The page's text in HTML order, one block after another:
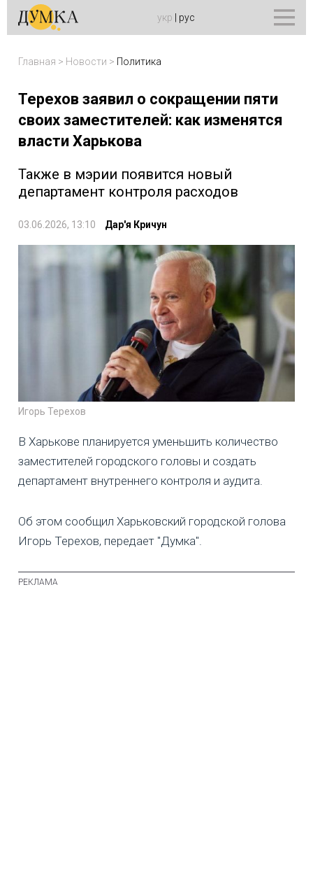
укр рус
Главная > Новости > Политика
Терехов заявил о сокращении пяти
своих заместителей: как изменятся
власти Харькова
Также в мэрии появится новый
департамент контроля расходов
03.06.2026, 13:10 Дар'я Кричун
Игорь Терехов
В Харькове планируется уменьшить количество
заместителей городского головы и создать
департамент внутреннего контроля и аудита.
Об этом сообщил Харьковский городской голова
Игорь Терехов, передает "Думка".